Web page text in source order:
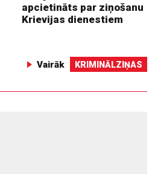
apcietināts par ziņošanu
Krievijas dienestiem
Vairāk KRIMINĀLZIŅAS